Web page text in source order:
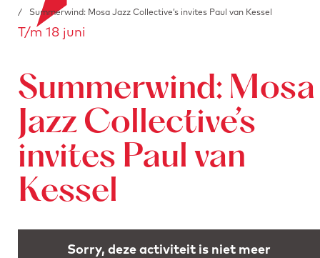
a
n
a
r
e
h
m
p
/
Summerwind: Mosa Jazz Collective’s invites Paul van Kessel
Summerwind: Mosa
Jazz Collective’s
invites Paul van
Kessel
T/m 18 juni
Sorry, deze activiteit is niet meer
o
u
r
e
n